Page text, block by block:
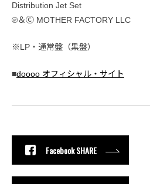
Distribution Jet Set
℗＆Ⓒ MOTHER FACTORY LLC
※LP・通常盤（黒盤）
■doooo オフィシャル・サイト
Facebook SHARE